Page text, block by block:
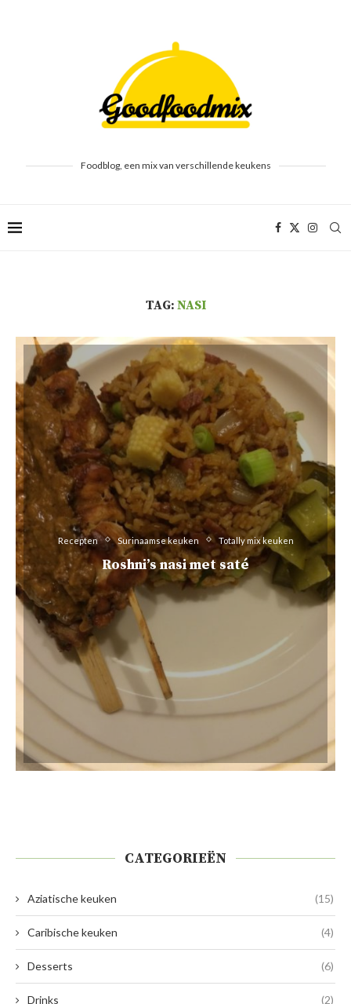
Foodblog, een mix van verschillende keukens
TAG: NASI
Recepten Surinaamse keuken Totally mix keuken
Roshni’s nasi met saté
CATEGORIEËN
Aziatische keuken (15)
Caribische keuken (4)
Desserts (6)
Drinks (2)